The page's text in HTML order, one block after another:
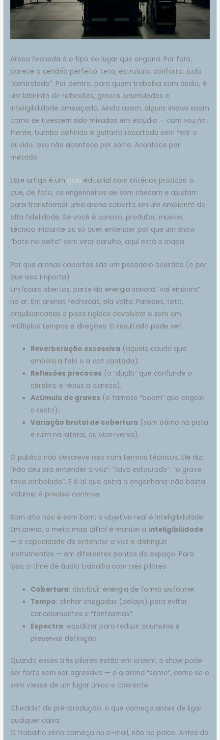
Arena fechada é o tipo de lugar que engana. Por fora,
parece o cenário perfeito: teto, estrutura, conforto, tudo
“controlado”. Por dentro, para quem trabalha com áudio, é
um labirinto de reflexões, graves acumulados e
inteligibilidade ameaçada. Ainda assim, alguns shows soam
como se tivessem sido mixados em estúdio — com voz na
frente, bumbo definido e guitarra recortada sem ferir o
ouvido. Isso não acontece por sorte. Acontece por
método.
Este artigo é um guia editorial com critérios práticos: o
que, de fato, os engenheiros de som checam e ajustam
para transformar uma arena coberta em um ambiente de
alta fidelidade. Se você é curioso, produtor, músico,
técnico iniciante ou só quer entender por que um show
“bate no peito” sem virar barulho, aqui está o mapa.
Por que arenas cobertas são um pesadelo acústico (e por
que isso importa)
Em locais abertos, parte da energia sonora “vai embora”
no ar. Em arenas fechadas, ela volta. Paredes, teto,
arquibancadas e pisos rígidos devolvem o som em
múltiplos tempos e direções. O resultado pode ser:
Reverberação excessiva (aquela cauda que
embola a fala e a voz cantada);
Reflexões precoces (o “duplo” que confunde o
cérebro e reduz a clareza);
Acúmulo de graves (o famoso “boom” que engole
o resto);
Variação brutal de cobertura (som ótimo na pista
e ruim na lateral, ou vice-versa).
O público não descreve isso com termos técnicos. Ele diz:
“não deu pra entender a voz”, “tava estourado”, “o grave
tava embolado”. E é aí que entra a engenharia: não basta
volume; é preciso controle.
Som alto não é som bom: o objetivo real é inteligibilidade
Em arena, a meta mais difícil é manter a inteligibilidade
— a capacidade de entender a voz e distinguir
instrumentos — em diferentes pontos do espaço. Para
isso, o time de áudio trabalha com três pilares:
Cobertura: distribuir energia de forma uniforme;
Tempo: alinhar chegadas (delays) para evitar
cancelamentos e “fantasmas”;
Espectro: equalizar para reduzir acúmulos e
preservar definição.
Quando esses três pilares estão em ordem, o show pode
ser forte sem ser agressivo — e a arena “some”, como se o
som viesse de um lugar único e coerente.
Checklist de pré-produção: o que começa antes de ligar
qualquer caixa
O trabalho sério começa no e-mail, não no palco. Antes da